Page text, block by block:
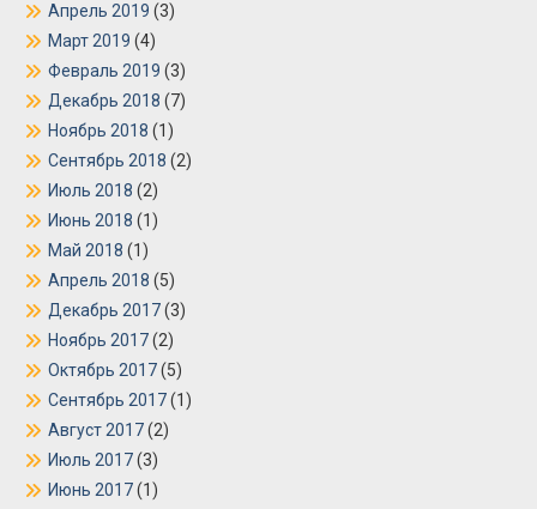
Апрель 2019 (3)
Март 2019 (4)
Февраль 2019 (3)
Декабрь 2018 (7)
Ноябрь 2018 (1)
Сентябрь 2018 (2)
Июль 2018 (2)
Июнь 2018 (1)
Май 2018 (1)
Апрель 2018 (5)
Декабрь 2017(3)
Ноябрь 2017(2)
Октябрь 2017(5)
Сентябрь 2017(1)
Август 2017(2)
Июль 2017(3)
Июнь 2017(1)